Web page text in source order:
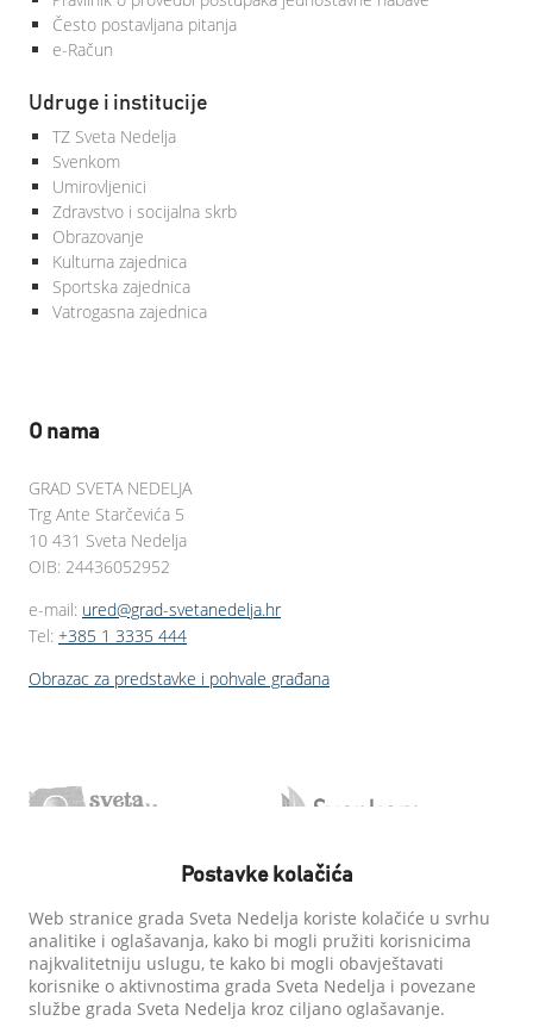
Često postavljana pitanja
e-Račun
Udruge i institucije
TZ Sveta Nedelja
Svenkom
Umirovljenici
Zdravstvo i socijalna skrb
Obrazovanje
Kulturna zajednica
Sportska zajednica
Vatrogasna zajednica
O nama
GRAD SVETA NEDELJA
Trg Ante Starčevića 5
10 431 Sveta Nedelja
OIB: 24436052952
e-mail: ured@grad-svetanedelja.hr
Tel: +385 1 3335 444
Obrazac za predstavke i pohvale građana
Postavke kolačića
Web stranice grada Sveta Nedelja koriste kolačiće u svrhu
analitike i oglašavanja, kako bi mogli pružiti korisnicima
najkvalitetniju uslugu, te kako bi mogli obavještavati
korisnike o aktivnostima grada Sveta Nedelja i povezane
službe grada Sveta Nedelja kroz ciljano oglašavanje.